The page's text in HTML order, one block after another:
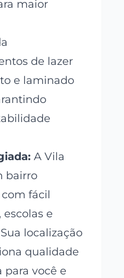
maior
de lazer
e laminado
A Vila
bairro
fácil
escolas e
localização
qualidade
para você e